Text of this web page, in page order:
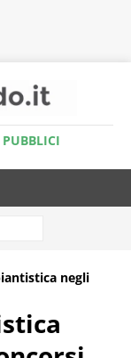
negli